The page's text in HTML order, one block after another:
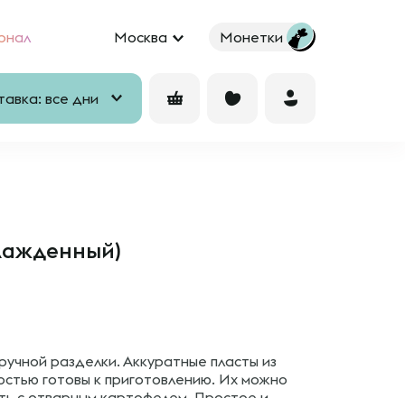
Москва Монетки
все дни
разделки. Аккуратные пласты из
готовы к приготовлению. Их можно